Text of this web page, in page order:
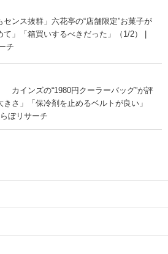
センス抜群」六花亭の“店舗限定”お菓子が
」「箱買いするべきだった」（1/2） |
チ
カインズの“1980円クーラーバッグ”が評
さ」「保冷剤を止めるベルトが良い」
ぼリサーチ